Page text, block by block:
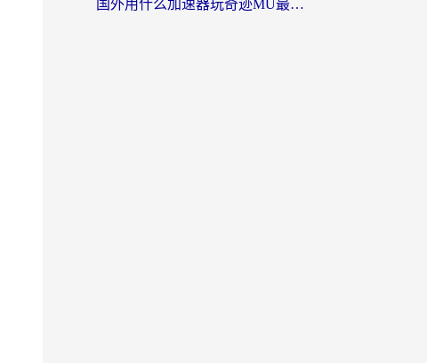
国外用什么加速器玩奇迹MU最好？2026海外玩家国服游戏加速全攻略